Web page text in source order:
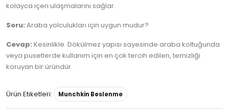
kolayca içeri ulaşmalarını sağlar.
Soru: Araba yolculukları için uygun mudur?
Cevap: Kesinlikle. Dökülmez yapısı sayesinde araba koltuğunda
veya pusetlerde kullanım için en çok tercih edilen, temizliği
koruyan bir üründür.
Ürün Etiketleri: Munchkin Beslenme